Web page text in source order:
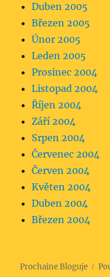
Duben 2005
Březen 2005
Únor 2005
Leden 2005
Prosinec 2004
Listopad 2004
Říjen 2004
Září 2004
Srpen 2004
Červenec 2004
Červen 2004
Květen 2004
Duben 2004
Březen 2004
Prochaine Bloguje